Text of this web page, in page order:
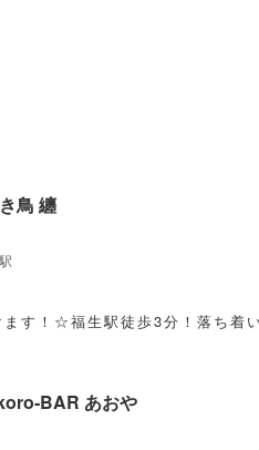
鳥 纏
す！☆福生駅徒歩3分！落ち着
あおや